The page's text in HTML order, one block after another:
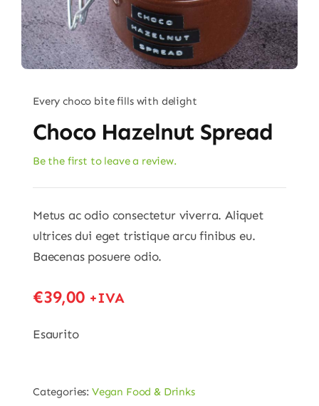
Every choco bite fills with delight
Choco Hazelnut Spread
Be the first to leave a review.
Metus ac odio consectetur viverra. Aliquet
ultrices dui eget tristique arcu finibus eu.
Baecenas posuere odio.
€39,00 +IVA
Esaurito
Categories: Vegan Food & Drinks